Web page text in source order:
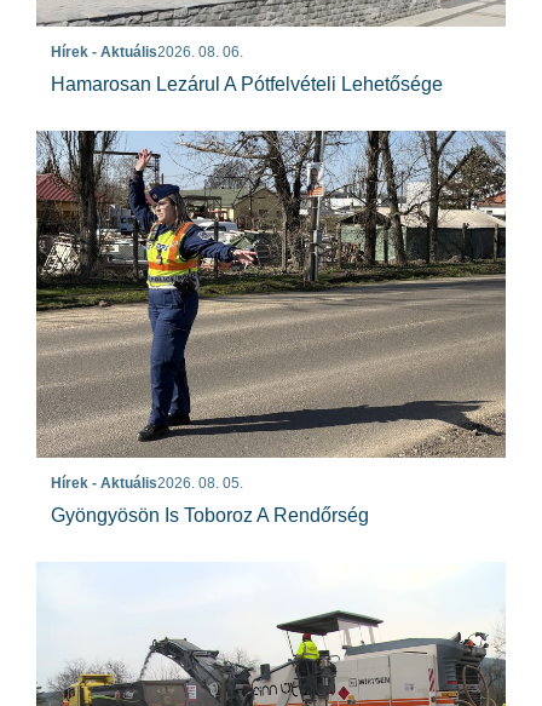
Hírek - Aktuális2026. 08. 06.
Hamarosan Lezárul A Pótfelvételi Lehetősége
Hírek - Aktuális2026. 08. 05.
Gyöngyösön Is Toboroz A Rendőrség